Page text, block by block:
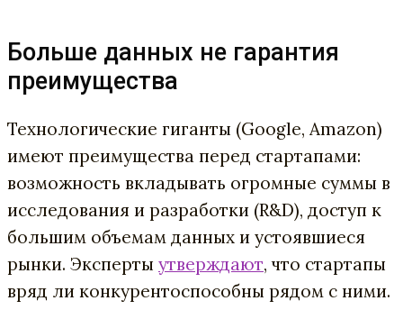
Больше данных не гарантия
преимущества
Технологические гиганты (Google, Amazon)
имеют преимущества перед стартапами:
возможность вкладывать огромные суммы в
исследования и разработки (R&D), доступ к
большим объемам данных и устоявшиеся
рынки. Эксперты утверждают, что стартапы
вряд ли конкурентоспособны рядом с ними.